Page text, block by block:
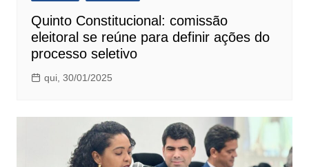
Quinto Constitucional: comissão
eleitoral se reúne para definir ações do
processo seletivo
qui, 30/01/2025